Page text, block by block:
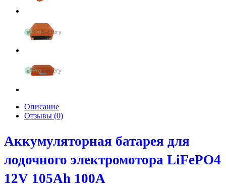
Описание
Отзывы (0)
Аккумуляторная батарея для
лодочного электромотора LiFePO4
12V 105Ah 100А